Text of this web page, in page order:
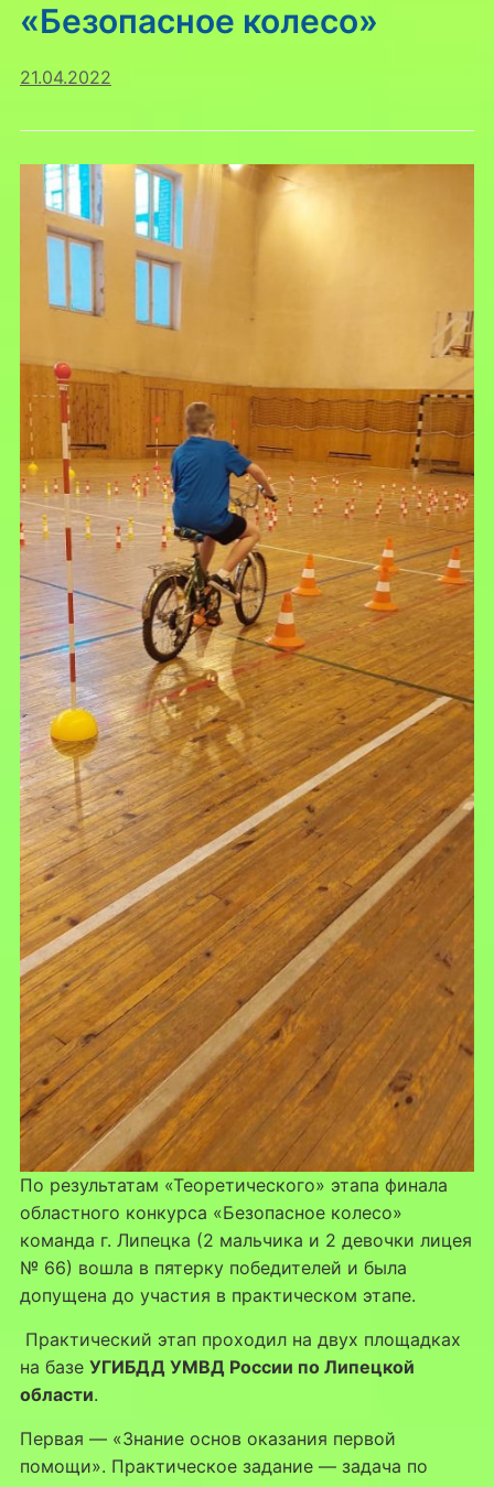
«Безопасное колесо»
21.04.2022
По результатам «Теоретического» этапа финала
областного конкурса «Безопасное колесо»
команда г. Липецка (2 мальчика и 2 девочки лицея
№ 66) вошла в пятерку победителей и была
допущена до участия в практическом этапе.
Практический этап проходил на двух площадках
на базе УГИБДД УМВД России по Липецкой
области.
Первая — «Знание основ оказания первой
помощи». Практическое задание — задача по